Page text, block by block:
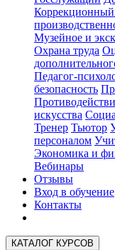
Коррекционный
Музейное и
Охрана труда
Педагог-
безопасность
искусства
Тренер Тьютор
персоналом
Экономика и
Вебинары
Отзывы
Вход в обучение
Контакты
КАТАЛОГ КУРСОВ